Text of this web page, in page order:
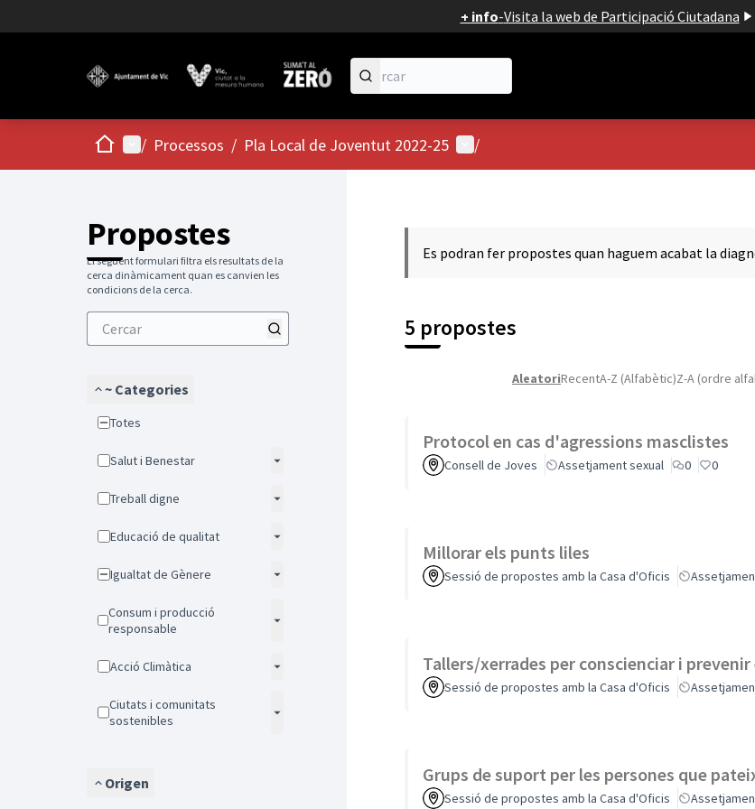
+ info-Visita la web de Participació Ciutadana
Inici Menú principal
/ Processos / Pla Local de Joventut 2022-25 Menú d'usuari
/
Propostes
El següent formulari filtra els resultats de la
cerca dinàmicament quan es canvien les
condicions de la cerca.
~ Categories
Totes
Salut i Benestar
Treball digne
Educació de qualitat
Igualtat de Gènere
Consum i producció
responsable
Acció Climàtica
Ciutats i comunitats
sostenibles
Origen
Es podran fer propostes quan haguem acabat la
5 propostes
AleatoriRecentA-Z (Alfabètic)Z-A (ordre
Protocol en cas d'agressions masclistes
Consell de Joves Assetjament sexual 0 0
Millorar els punts liles
Sessió de propostes amb la Casa d'Oficis
Tallers/xerrades per conscienciar i
Sessió de propostes amb la Casa d'Oficis
Grups de suport per les persones que
Sessió de propostes amb la Casa d'Oficis